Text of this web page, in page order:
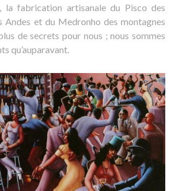
la fabrication artisanale du Pisco des
Andes et du Medronho des montagnes
de secrets pour nous ; nous sommes
qu’auparavant.